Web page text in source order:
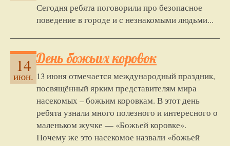
Сегодня ребята поговорили про безопасное
поведение в городе и с незнакомыми людьми...
14
июн.
День божьих коровок
13 июня отмечается международный праздник,
посвящённый ярким представителям мира
насекомых – божьим коровкам. В этот день
ребята узнали много полезного и интересного о
маленьком жучке — «Божьей коровке».
Почему же это насекомое назвали «божьей